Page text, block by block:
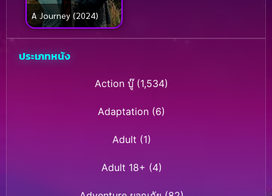
A Journey (2024)
ประเภทหนัง
Action บู๊(1,534)
Adaptation (6)
Adult (1)
Adult 18+ (4)